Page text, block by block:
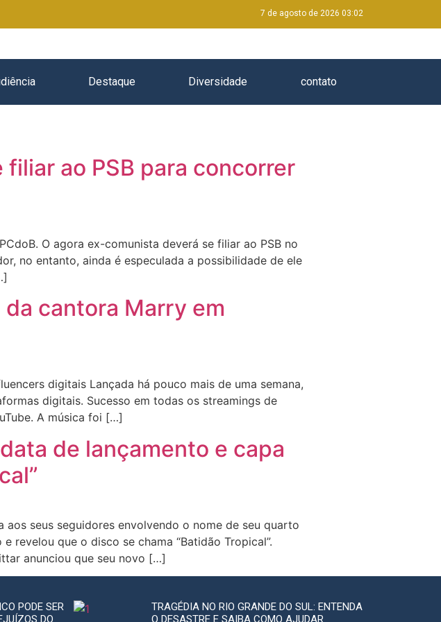
7 de agosto de 2026 03:02
Destaque Diversidade contato
ao PSB para concorrer
O agora ex-comunista deverá se filiar ao PSB no
no entanto, ainda é especulada a possibilidade de ele
da cantora Marry em
digitais Lançada há pouco mais de uma semana,
digitais. Sucesso em todas os streamings de
A música foi […]
de lançamento e capa
aos seus seguidores envolvendo o nome de seu quarto
revelou que o disco se chama “Batidão Tropical”.
anunciou que seu novo […]
PODE SER
DO
TRAGÉDIA NO RIO GRANDE DO SUL: ENTENDA
O DESASTRE E SAIBA COMO AJUDAR